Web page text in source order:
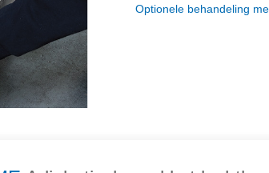
Optionele behandeling